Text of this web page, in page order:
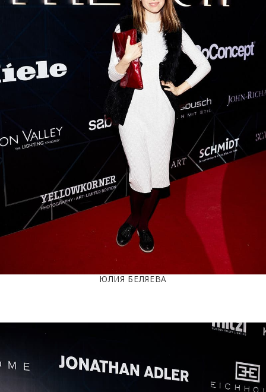
ЮЛИЯ БЕЛЯЕВА